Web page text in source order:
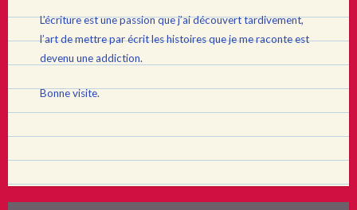
L’écriture est une passion que j’ai découvert tardivement,
l’art de mettre par écrit les histoires que je me raconte est
devenu une addiction.
Bonne visite.